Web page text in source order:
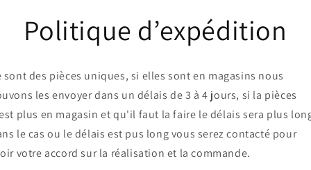
Politique d’expédition
sont des pièces uniques, si elles sont en magasins nous
les envoyer dans un délais de 3 à 4 jours, si la pièces
plus en magasin et qu'il faut la faire le délais sera plus
le cas ou le délais est pus long vous serez contacté pour
votre accord sur la réalisation et la commande.